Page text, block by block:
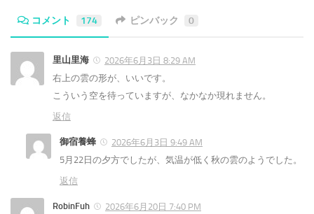
コメント 174 ピンバック 0
里山里海
2026年6月3日 8:29 AM
右上の雲の形が、いいです。
こういう空を待っていますが、なかなか現れません。
返信
御宿養蜂
2026年6月3日 9:49 AM
5月22日の夕方でしたが、気温が低く秋の雲のようでした。
返信
RobinFuh
2026年6月20日 7:40 PM